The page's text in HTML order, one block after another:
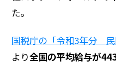
た。
国税庁の「令和3年分 民
より全国の平均給与が